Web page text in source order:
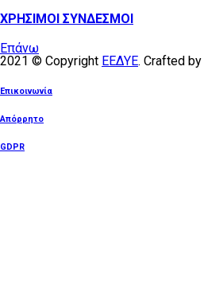
ΧΡΗΣΙΜΟΙ ΣΥΝΔΕΣΜΟΙ
Επάνω
2021 © Copyright ΕΕΔΥΕ. Crafted by
Επικοινωνία
Απόρρητο
GDPR